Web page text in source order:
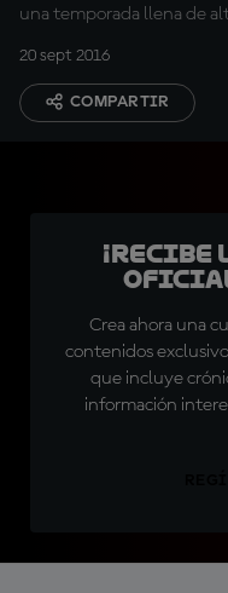
una temporada llena de
20 sept 2016
COMPARTIR
oficial
Crea ahora una
contenidos
que incluye
información